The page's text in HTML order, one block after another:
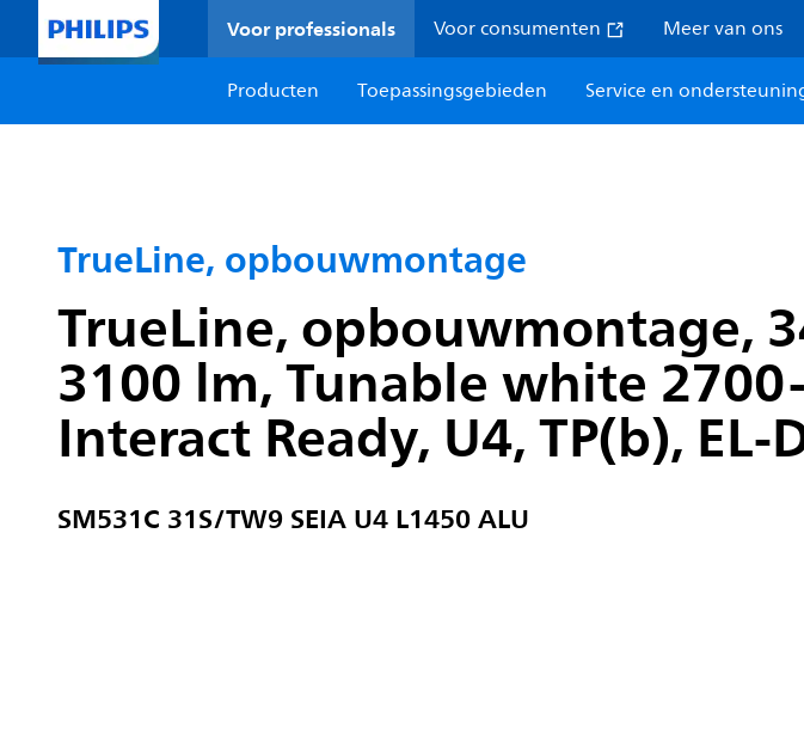
Voor professionals Voor consumenten Meer van ons
Producten
Toepassingsgebieden Service en
TrueLine, opbouwmontage
TrueLine, opbouwmontage,
3100 lm, Tunable white
Interact Ready, U4, TP(b), EL-
SM531C 31S/TW9 SEIA U4 L1450 ALU